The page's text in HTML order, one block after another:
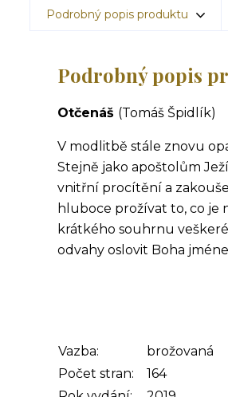
Podrobný popis produktu
Podrobný popis
Otčenáš (Tomáš Špidlík)
V modlitbě stále znovu
Stejně jako apoštolům
vnitřní procítění a
hluboce prožívat to, co je
krátkého souhrnu
odvahy oslovit Boha
Vazba:
brožovaná
Počet stran:
164